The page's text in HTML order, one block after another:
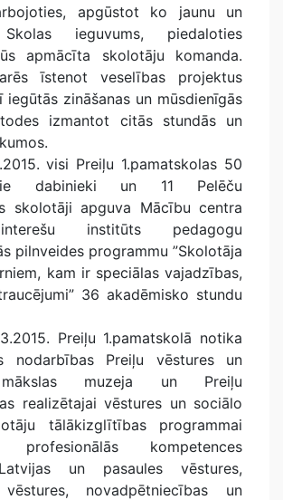
apgūstot ko jaunu un
ieguvums, piedaloties
apmācīta skolotāju komanda.
īstenot veselības projektus
iegūtās zināšanas un mūsdienīgās
izmantot citās stundās un
visi Preiļu 1.pamatskolas 50
dabinieki un 11 Pelēču
skolotāji apguva Mācību centra
institūts pedagogu
pilnveides programmu ”Skolotāja
kam ir speciālas vajadzības,
36 akadēmisko stundu
Preiļu 1.pamatskolā notika
nodarbības Preiļu vēstures un
muzeja un Preiļu
realizētajai vēstures un sociālo
tālākizglītības programmai
profesionālās kompetences
un pasaules vēstures,
vēstures, novadpētniecības un